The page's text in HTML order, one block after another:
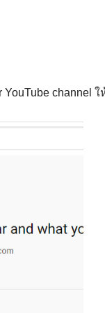
channel ใ